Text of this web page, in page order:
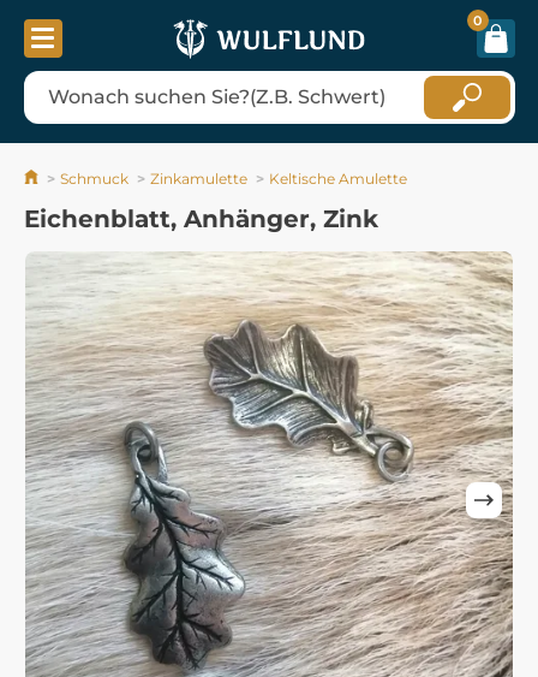
0
Schmuck Zinkamulette Keltische Amulette
Eichenblatt, Anhänger, Zink